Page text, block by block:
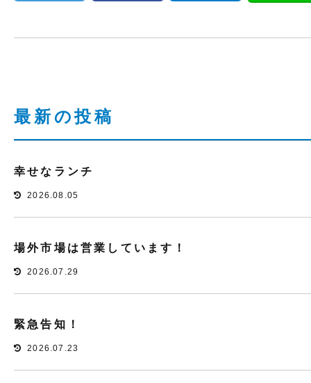
最新の投稿
幸せなランチ
2026.08.05
場外市場は営業しています！
2026.07.29
緊急告知！
2026.07.23